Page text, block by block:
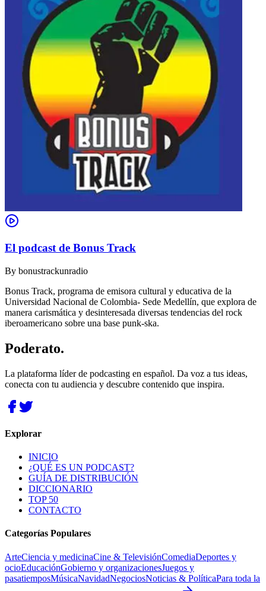
El podcast de Bonus Track
By bonustrackunradio
Bonus Track, programa de emisora cultural y educativa de la
Universidad Nacional de Colombia- Sede Medellín, que explora de
manera carismática y desinteresada diversas tendencias del rock
iberoamericano sobre una base punk-ska.
Poderato.
La plataforma líder de podcasting en español. Da voz a tus ideas,
conecta con tu audiencia y descubre contenido que inspira.
Explorar
INICIO
¿QUÉ ES UN PODCAST?
GUÍA DE DISTRIBUCIÓN
DICCIONARIO
TOP 50
CONTACTO
Categorías Populares
ArteCiencia y medicinaCine & TelevisiónComediaDeportes y
ocioEducaciónGobierno y organizacionesJuegos y
pasatiemposMúsicaNavidadNegociosNoticias & PolíticaPara toda la